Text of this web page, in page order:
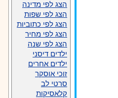
הצג לפי מדינה
הצג לפי שפות
הצג לפי כתוביות
הצג לפי מחיר
הצג לפי שנה
ילדים דיסני
ילדים אחרים
זוכי אוסקר
סרטי לב
קלאסיקות